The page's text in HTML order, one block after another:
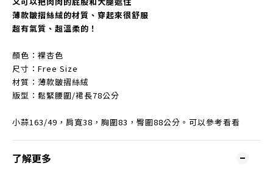
薄款皺摺絲絨的材質、穿起來很舒服
超有氣質、超溫柔的！
顏色：裸杏色
尺寸：Free Size
材質：薄款皺摺絲絨
版型：鬆緊腰圍/裙長78公分
小蒜163/49，肩寬38，胸圍83，臀圍88公分。可以參考看看
了解更多